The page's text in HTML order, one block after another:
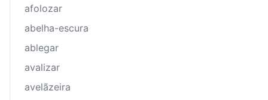
afolozar
abelha-escura
ablegar
avalizar
avelãzeira